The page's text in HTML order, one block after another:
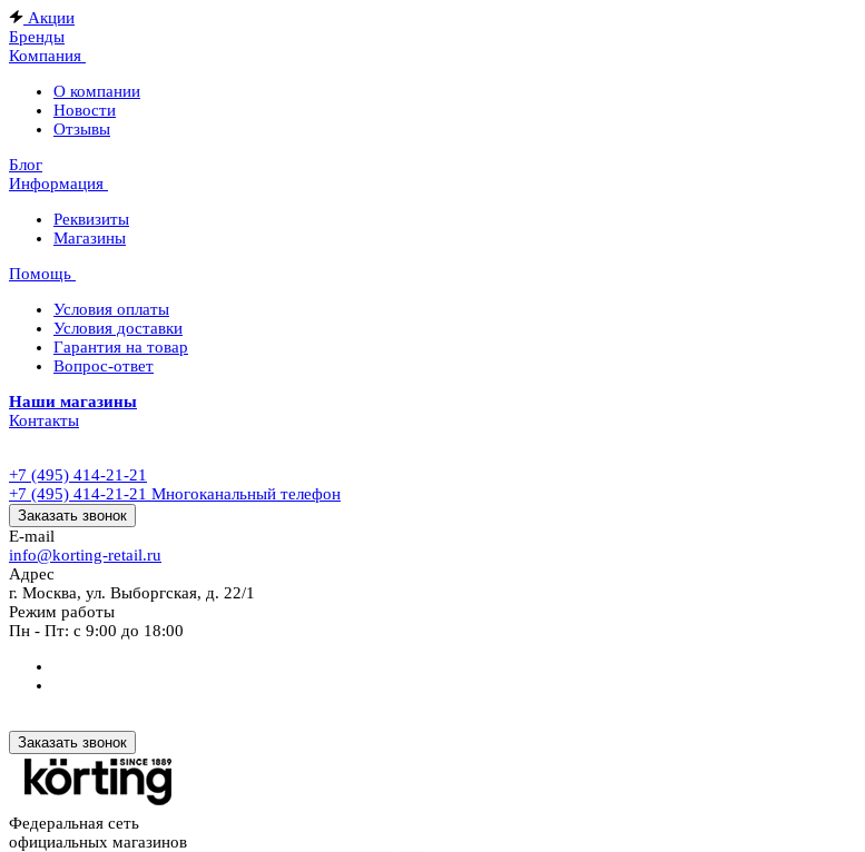
Акции
Бренды
Компания
О компании
Новости
Отзывы
Блог
Информация
Реквизиты
Магазины
Помощь
Условия оплаты
Условия доставки
Гарантия на товар
Вопрос-ответ
Наши магазины
Контакты
+7 (495) 414-21-21
+7 (495) 414-21-21 Многоканальный телефон
Заказать звонок
E-mail
info@korting-retail.ru
Адрес
г. Москва, ул. Выборгская, д. 22/1
Режим работы
Пн - Пт: с 9:00 до 18:00
Заказать звонок
Федеральная сеть
официальных магазинов